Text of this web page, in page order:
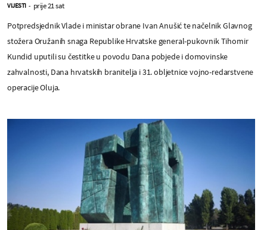
VIJESTI - prije 21 sat
Potpredsjednik Vlade i ministar obrane Ivan Anušić te načelnik Glavnog
stožera Oružanih snaga Republike Hrvatske general-pukovnik Tihomir
Kundid uputili su čestitke u povodu Dana pobjede i domovinske
zahvalnosti, Dana hrvatskih branitelja i 31. obljetnice vojno-redarstvene
operacije Oluja.